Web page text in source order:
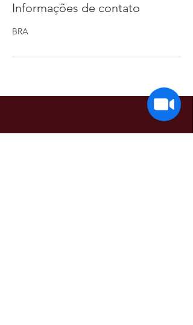
Informações de contato
BRA